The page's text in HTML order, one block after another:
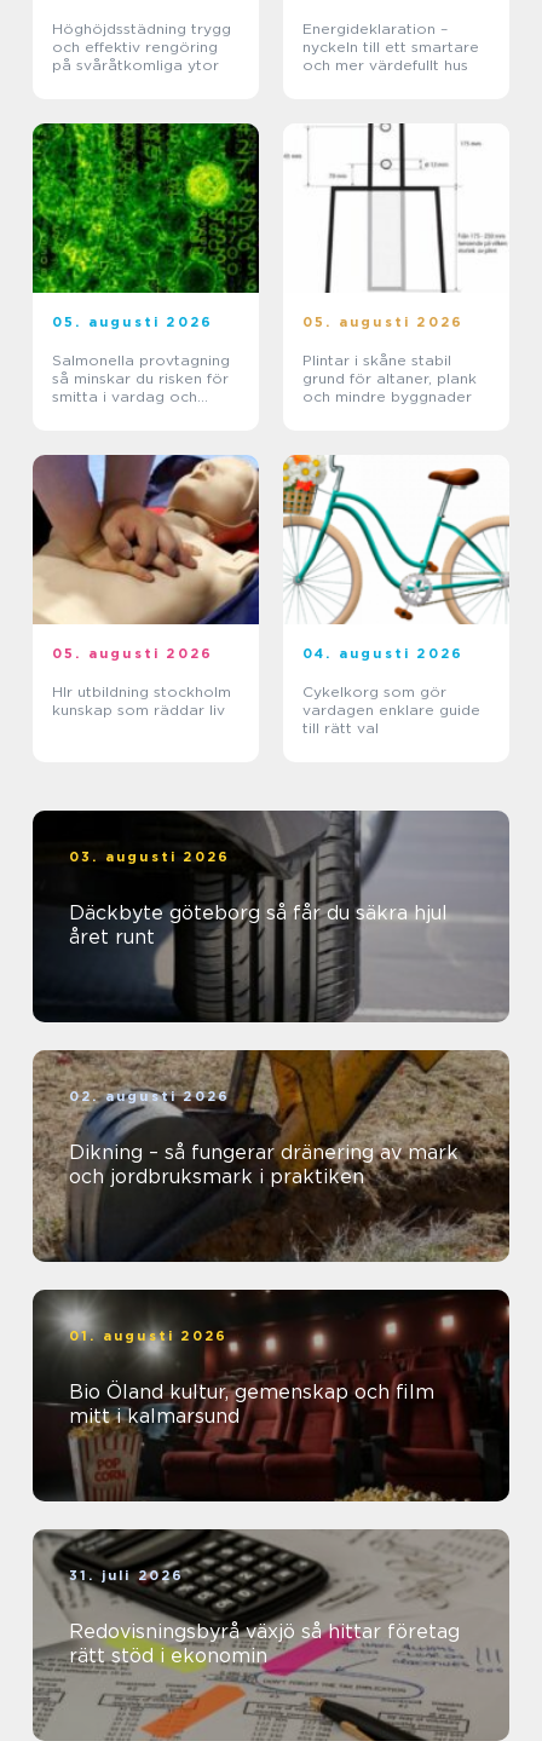
Höghöjdsstädning trygg
och effektiv rengöring
på svåråtkomliga ytor
Energideklaration –
nyckeln till ett smartare
och mer värdefullt hus
05. augusti 2026
Salmonella provtagning
så minskar du risken för
smitta i vardag och
05. augusti 2026
Plintar i skåne stabil
grund för altaner, plank
och mindre byggnader
05. augusti 2026
Hlr utbildning stockholm
kunskap som räddar liv
04. augusti 2026
Cykelkorg som gör
vardagen enklare guide
till rätt val
03. augusti 2026
Däckbyte göteborg så får du säkra hjul
året runt
02. augusti 2026
Dikning – så fungerar dränering av mark
och jordbruksmark i praktiken
01. augusti 2026
Bio Öland kultur, gemenskap och film
mitt i kalmarsund
31. juli 2026
Redovisningsbyrå växjö så hittar företag
rätt stöd i ekonomin